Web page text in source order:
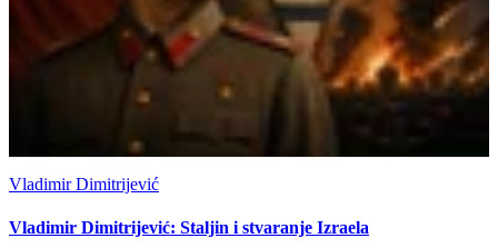
Vladimir Dimitrijević
Vladimir Dimitrijević: Staljin i stvaranje Izraela